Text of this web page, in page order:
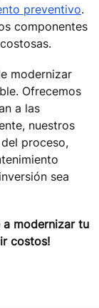
preventivo.
componentes
modernizar
Ofrecemos
a las
nuestros
proceso,
sea
a modernizar tu
costos!